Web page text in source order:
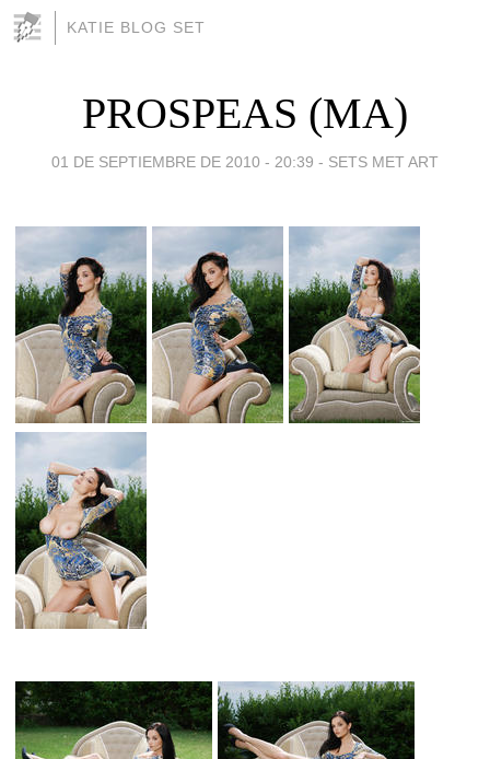
KATIE BLOG SET
PROSPEAS (MA)
01 DE SEPTIEMBRE DE 2010 - 20:39 - SETS MET ART